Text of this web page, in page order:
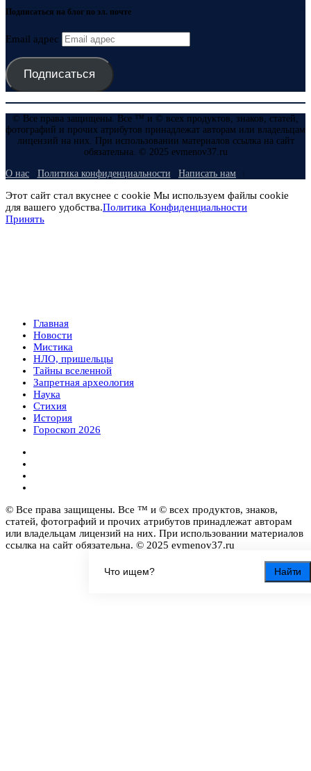
Найти
Подписаться на блог по эл. почте
Email адрес
Подписаться
© Все права защищены. Все ™ и © всех продуктов, знаков, статей,
фотографий и прочих атрибутов принадлежат авторам или владельцам
лицензий на них. При использовании материалов ссылка на сайт
обязательна. © 2025 evmenov37.ru
О нас Политика конфиденциальности Написать нам
Этот сайт стал вкуснее с cookie Мы используем файлы cookie
для вашего удобства.Политика Конфиденциальности
Принять
Главная
Новости
Мистика
НЛО, пришельцы
Тайны вселенной
Запретная археология
Наука
Стихия
История
Гороскоп 2026
© Все права защищены. Все ™ и © всех продуктов, знаков,
статей, фотографий и прочих атрибутов принадлежат авторам
или владельцам лицензий на них. При использовании материалов
ссылка на сайт обязательна. © 2025 evmenov37.ru